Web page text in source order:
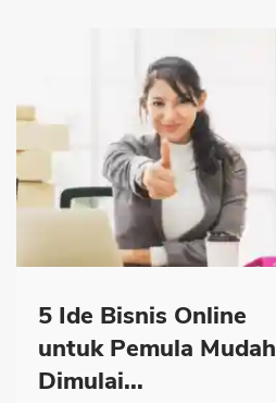
5 Ide Bisnis Online
untuk Pemula Mudah
Dimulai...